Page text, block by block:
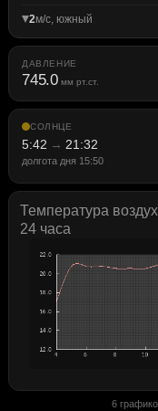
2м/с, южный
ДАВЛЕНИЕ
745.0 мм рт.ст.
СОЛНЦЕ
5:42 → 21:32
долгота дня 15:50
Температура
24 часа
6